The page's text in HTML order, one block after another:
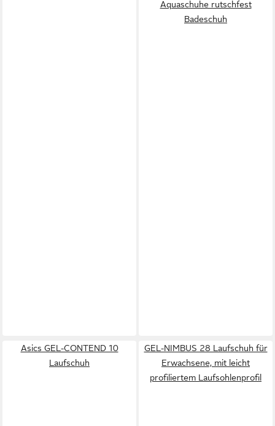
Aquaschuhe rutschfest
Badeschuh
Asics GEL-CONTEND 10
Laufschuh
GEL-NIMBUS 28 Laufschuh für
Erwachsene, mit leicht
profiliertem Laufsohlenprofil